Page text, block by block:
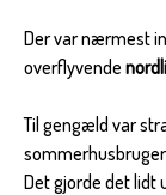
Der var nærmest
overflyvende
Til gengæld var
Det gjorde det lidt